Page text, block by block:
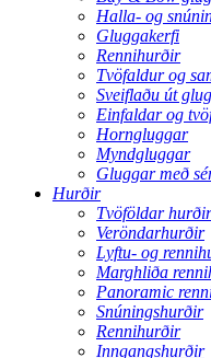
Halla- og
Gluggakerfi
Rennihurðir
Tvöfaldur og
Sveiflaðu út
Einfaldar og
Horngluggar
Myndgluggar
Gluggar með
Hurðir
Tvöföldar hurðir
Veröndarhurðir
Lyftu- og
Marghliða
Panoramic
Snúningshurðir
Rennihurðir
Inngangshurðir